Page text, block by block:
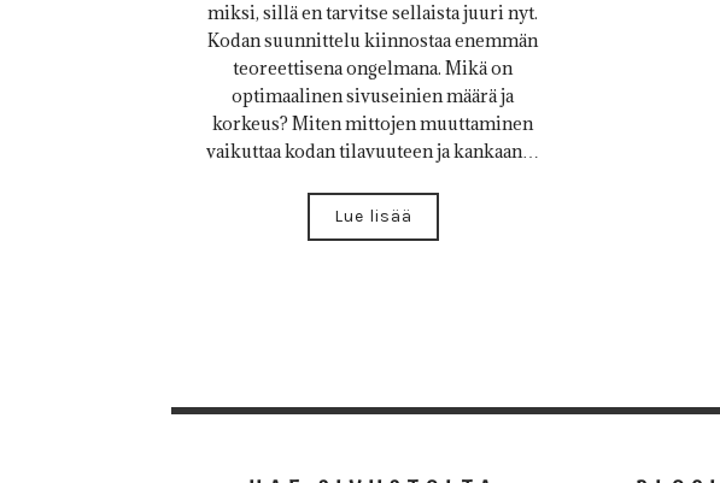
miksi, sillä en tarvitse sellaista juuri nyt.
Kodan suunnittelu kiinnostaa enemmän
teoreettisena ongelmana. Mikä on
optimaalinen sivuseinien määrä ja
korkeus? Miten mittojen muuttaminen
vaikuttaa kodan tilavuuteen ja kankaan…
Lue lisää